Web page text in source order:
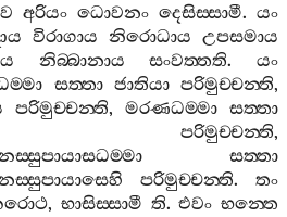
අරියං ධොවනං දෙසිස‍්සාමී.යං
විරාගාය නිරොධාය උපසමාය
නිබ‍්බානාය සංවත‍්තති. යං
සත‍්තා ජාතියා පරිමුච‍්චන‍්ති,
පරිමුච‍්චන‍්ති, මරණධම‍්මා සත‍්තා
පරිමුච‍්චන‍්ති,
සත‍්තා
පරිමුච‍්චන‍්ති. තං
,භාසිස‍්සාමී ති.එවං භන‍්තෙ